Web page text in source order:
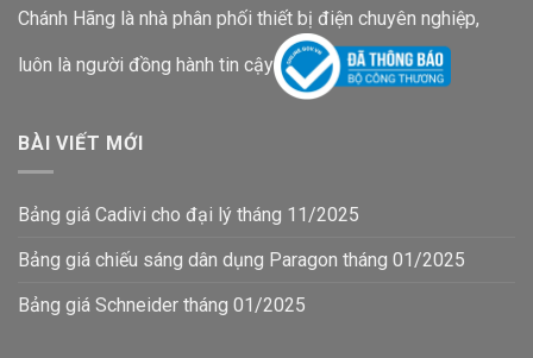
Chánh Hãng là nhà phân phối thiết bị điện chuyên nghiệp,
luôn là người đồng hành tin cậy
BÀI VIẾT MỚI
Bảng giá Cadivi cho đại lý tháng 11/2025
Bảng giá chiếu sáng dân dụng Paragon tháng 01/2025
Bảng giá Schneider tháng 01/2025